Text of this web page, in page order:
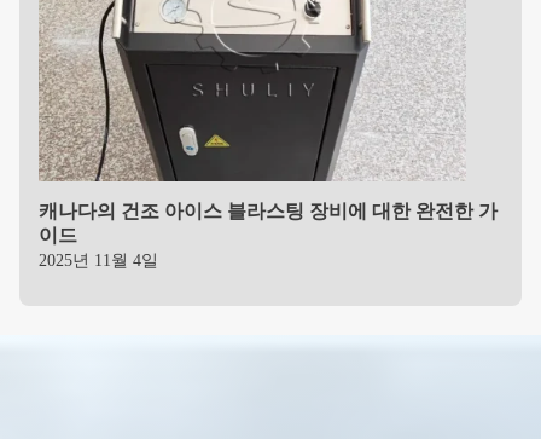
캐나다의 건조 아이스 블라스팅 장비에 대한 완전한 가
이드
2025년 11월 4일